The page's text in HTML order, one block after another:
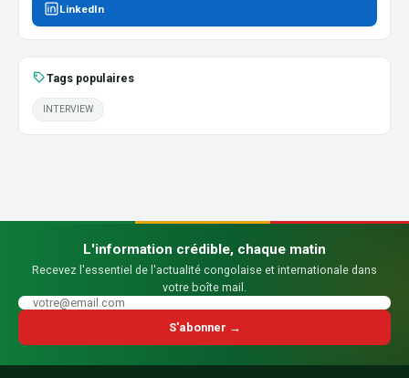
LinkedIn
Tags populaires
INTERVIEW
L'information crédible, chaque matin
Recevez l'essentiel de l'actualité congolaise et internationale dans
votre boîte mail.
S'abonner →